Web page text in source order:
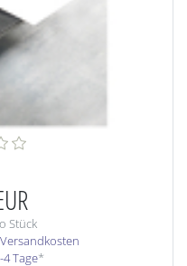
Stück
Versandkosten
4 Tage*